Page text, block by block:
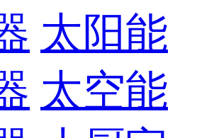
太阳能
太空能